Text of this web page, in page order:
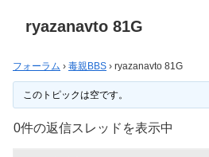
ryazanavto 81G
フォーラム › 毒親BBS › ryazanavto 81G
このトピックは空です。
0件の返信スレッドを表示中